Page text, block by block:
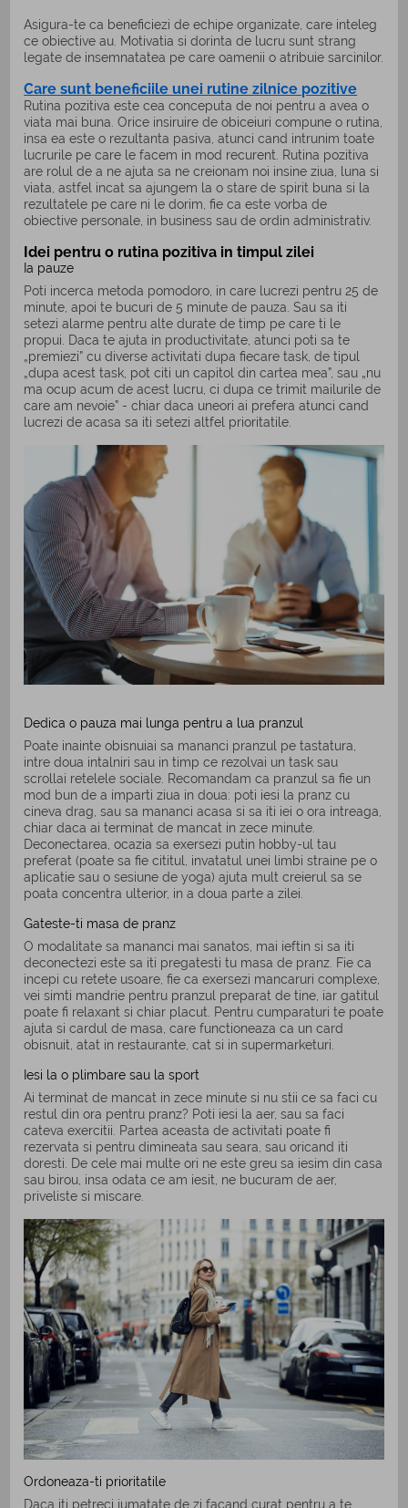
Asigura-te ca beneficiezi de echipe organizate, care inteleg
ce obiective au. Motivatia si dorinta de lucru sunt strang
legate de insemnatatea pe care oamenii o atribuie sarcinilor.
Care sunt beneficiile unei rutine zilnice pozitive
Rutina pozitiva este cea conceputa de noi pentru a avea o
viata mai buna. Orice insiruire de obiceiuri compune o rutina,
insa ea este o rezultanta pasiva, atunci cand intrunim toate
lucrurile pe care le facem in mod recurent. Rutina pozitiva
are rolul de a ne ajuta sa ne creionam noi insine ziua, luna si
viata, astfel incat sa ajungem la o stare de spirit buna si la
rezultatele pe care ni le dorim, fie ca este vorba de
obiective personale, in business sau de ordin administrativ.
Idei pentru o rutina pozitiva in timpul zilei
Ia pauze
Poti incerca metoda pomodoro, in care lucrezi pentru 25 de
minute, apoi te bucuri de 5 minute de pauza. Sau sa iti
setezi alarme pentru alte durate de timp pe care ti le
propui. Daca te ajuta in productivitate, atunci poti sa te
„premiezi” cu diverse activitati dupa fiecare task, de tipul
„dupa acest task, pot citi un capitol din cartea mea”, sau „nu
ma ocup acum de acest lucru, ci dupa ce trimit mailurile de
care am nevoie” - chiar daca uneori ai prefera atunci cand
lucrezi de acasa sa iti setezi altfel prioritatile.
Dedica o pauza mai lunga pentru a lua pranzul
Poate inainte obisnuiai sa mananci pranzul pe tastatura,
intre doua intalniri sau in timp ce rezolvai un task sau
scrollai retelele sociale. Recomandam ca pranzul sa fie un
mod bun de a imparti ziua in doua: poti iesi la pranz cu
cineva drag, sau sa mananci acasa si sa iti iei o ora intreaga,
chiar daca ai terminat de mancat in zece minute.
Deconectarea, ocazia sa exersezi putin hobby-ul tau
preferat (poate sa fie cititul, invatatul unei limbi straine pe o
aplicatie sau o sesiune de yoga) ajuta mult creierul sa se
poata concentra ulterior, in a doua parte a zilei.
Gateste-ti masa de pranz
O modalitate sa mananci mai sanatos, mai ieftin si sa iti
deconectezi este sa iti pregatesti tu masa de pranz. Fie ca
incepi cu retete usoare, fie ca exersezi mancaruri complexe,
vei simti mandrie pentru pranzul preparat de tine, iar gatitul
poate fi relaxant si chiar placut. Pentru cumparaturi te poate
ajuta si cardul de masa, care functioneaza ca un card
obisnuit, atat in restaurante, cat si in supermarketuri.
Iesi la o plimbare sau la sport
Ai terminat de mancat in zece minute si nu stii ce sa faci cu
restul din ora pentru pranz? Poti iesi la aer, sau sa faci
cateva exercitii. Partea aceasta de activitati poate fi
rezervata si pentru dimineata sau seara, sau oricand iti
doresti. De cele mai multe ori ne este greu sa iesim din casa
sau birou, insa odata ce am iesit, ne bucuram de aer,
priveliste si miscare.
Ordoneaza-ti prioritatile
Daca iti petreci jumatate de zi facand curat pentru a te